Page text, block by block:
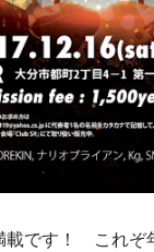
載です！ これぞ